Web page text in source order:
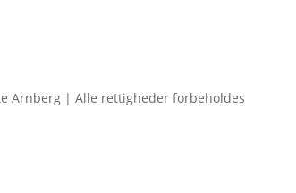
Arnberg | Alle rettigheder forbeholdes